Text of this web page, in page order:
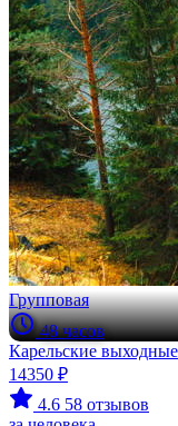
Групповая
48 часов
Карельские
14350 ₽
4.6 58 отзывов